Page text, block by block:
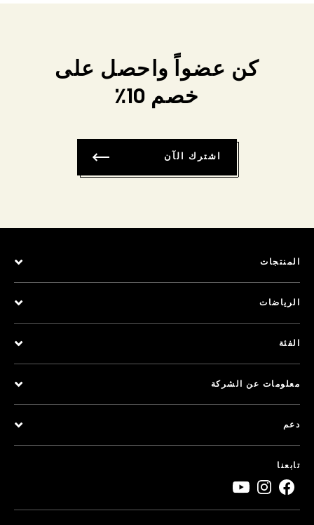
كن عضواً واحصل على
خصم 10٪
اشترك الآن
المنتجات
الرياضات
الفئة
معلومات عن الشركة
دعم
تابعنا